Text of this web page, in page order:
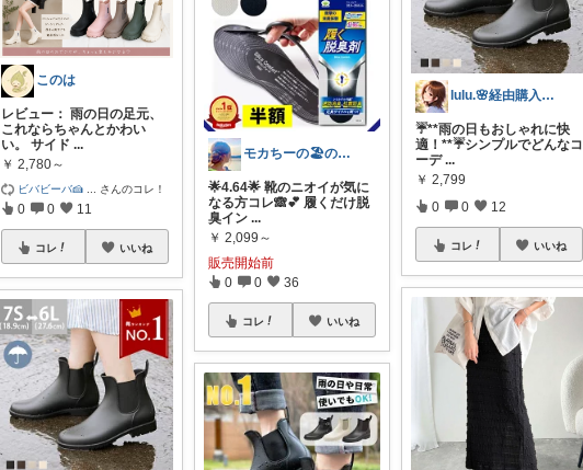
このは
レビュー： 雨の日の足元、
これならちゃんとかわい
い。 サイド ...
￥ 2,780～
ビバビーバ🍰 さんのコレ！
0 0 11
コレ いいね
モカちーの🏖️のんびりライフ🐈✨
🌟4.64🌟 靴のニオイが気に
なる方コレ🙈💕 履くだけ脱
臭イン ...
￥ 2,099～
販売開始前
0 0 36
コレ いいね
lulu.🌸経由購入に感謝します🙏
☔️**雨の日もおしゃれに快
適！**☔️シンプルでどんなコ
ーデ ...
￥ 2,799
0 0 12
コレ いいね